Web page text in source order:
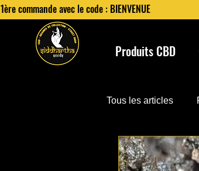
commande avec le code : BIENVENUE
Produits CBD
Tous les articles
Frigo de